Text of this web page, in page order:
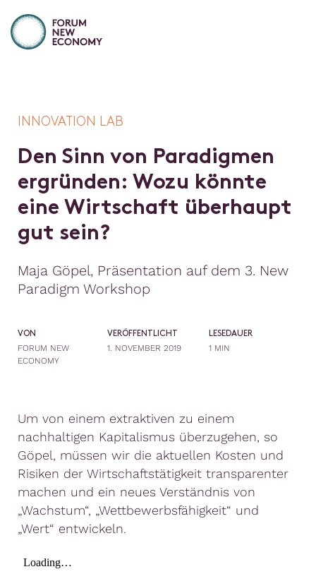
INNOVATION LAB
Den Sinn von Paradigmen
ergründen: Wozu könnte
eine Wirtschaft überhaupt
gut sein?
Maja Göpel, Präsentation auf dem 3. New
Paradigm Workshop
VON
FORUM NEW
ECONOMY
VERÖFFENTLICHT
1. NOVEMBER 2019
LESEDAUER
1 MIN
Um von einem extraktiven zu einem
nachhaltigen Kapitalismus überzugehen, so
Göpel, müssen wir die aktuellen Kosten und
Risiken der Wirtschaftstätigkeit transparenter
machen und ein neues Verständnis von
„Wachstum“, „Wettbewerbsfähigkeit“ und
„Wert“ entwickeln.